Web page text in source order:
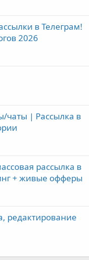
в Телеграм!
2026
чаты | Рассылка в
рассылка в
+ живые офферы
редактирование